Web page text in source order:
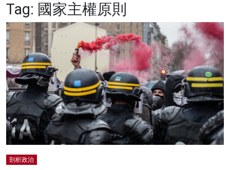
健康
商業
科技
影片
名家榜
灼見活動
Tag: 國家主權原則
剖析政治